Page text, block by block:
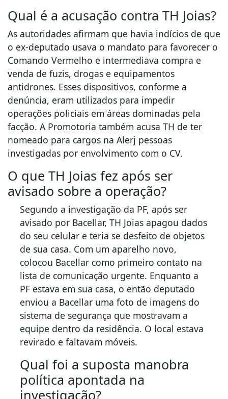
Qual é a acusação contra TH Joias?
As autoridades afirmam que havia indícios de que
o ex-deputado usava o mandato para favorecer o
Comando Vermelho e intermediava compra e
venda de fuzis, drogas e equipamentos
antidrones. Esses dispositivos, conforme a
denúncia, eram utilizados para impedir
operações policiais em áreas dominadas pela
facção. A Promotoria também acusa TH de ter
nomeado para cargos na Alerj pessoas
investigadas por envolvimento com o CV.
O que TH Joias fez após ser
avisado sobre a operação?
Segundo a investigação da PF, após ser
avisado por Bacellar, TH Joias apagou dados
do seu celular e teria se desfeito de objetos
de sua casa. Com um aparelho novo,
colocou Bacellar como primeiro contato na
lista de comunicação urgente. Enquanto a
PF estava em sua casa, o então deputado
enviou a Bacellar uma foto de imagens do
sistema de segurança que mostravam a
equipe dentro da residência. O local estava
revirado e faltavam móveis.
Qual foi a suposta manobra
política apontada na
investigação?